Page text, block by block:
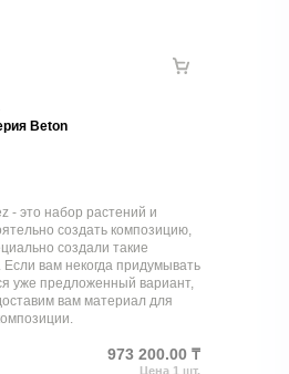
Beton
- это набор растений и
создать композицию,
создали такие
вам некогда придумывать
уже предложенный вариант,
вам материал для
973 200.00 ₸